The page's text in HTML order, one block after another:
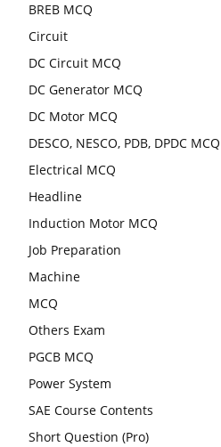
BREB MCQ
Circuit
DC Circuit MCQ
DC Generator MCQ
DC Motor MCQ
DESCO, NESCO, PDB, DPDC MCQ
Electrical MCQ
Headline
Induction Motor MCQ
Job Preparation
Machine
MCQ
Others Exam
PGCB MCQ
Power System
SAE Course Contents
Short Question (Pro)